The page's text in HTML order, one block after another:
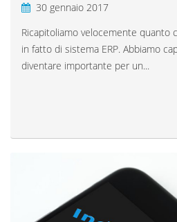
30 gennaio 2017
Ricapitoliamo velocemente quanto
in fatto di sistema ERP. Abbiamo
diventare importante per un...